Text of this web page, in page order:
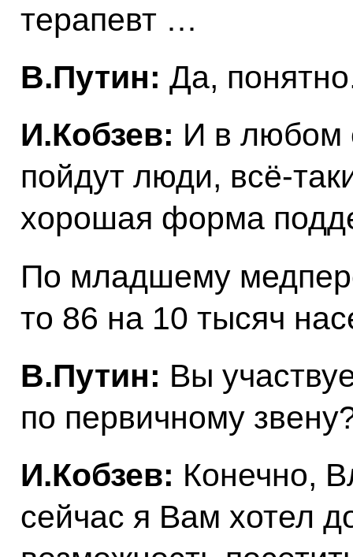
терапевт …
В.Путин: Да,
И.Кобзев: И в любом
пойдут люди, всё-
хорошая форма
По младшему
то 86 на 10 тысяч
В.Путин: Вы
по первичному
И.Кобзев: Конечно,
сейчас я Вам хотел